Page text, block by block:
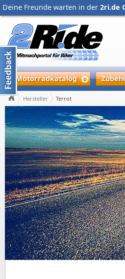
Deine Freunde warten in der 2ri.de
Motorradkatalog
Hersteller Terrot